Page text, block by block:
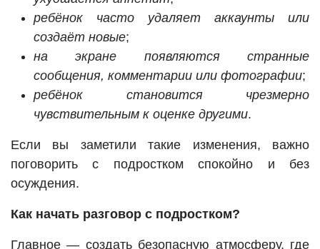
ребёнок часто удаляет аккаунты или
создаёт новые;
на экране появляются странные
сообщения, комментарии или фотографии;
ребёнок становится чрезмерно
чувствительным к оценке другими.
Если вы заметили такие изменения, важно
поговорить с подростком спокойно и без
осуждения.
Как начать разговор с подростком?
Главное — создать безопасную атмосферу, где